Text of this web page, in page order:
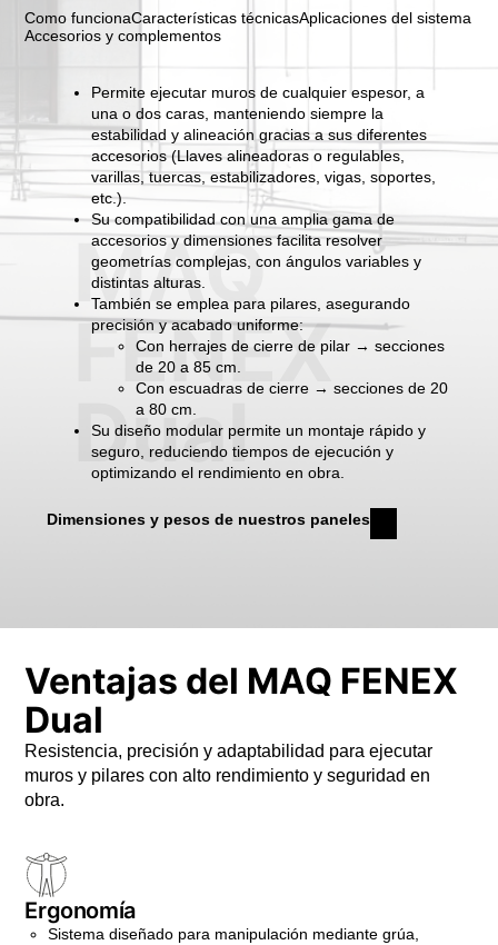
Como funcionaCaracterísticas técnicasAplicaciones del sistema
Accesorios y complementos
Permite ejecutar muros de cualquier espesor, a
una o dos caras, manteniendo siempre la
estabilidad y alineación gracias a sus diferentes
accesorios (Llaves alineadoras o regulables,
varillas, tuercas, estabilizadores, vigas, soportes,
etc.).
Su compatibilidad con una amplia gama de
accesorios y dimensiones facilita resolver
geometrías complejas, con ángulos variables y
distintas alturas.
También se emplea para pilares, asegurando
precisión y acabado uniforme:
Con herrajes de cierre de pilar → secciones
de 20 a 85 cm.
Con escuadras de cierre → secciones de 20
a 80 cm.
Su diseño modular permite un montaje rápido y
seguro, reduciendo tiempos de ejecución y
optimizando el rendimiento en obra.
Dimensiones y pesos de nuestros paneles
MAQ
FENEX
Dual
Ventajas del MAQ FENEX
Dual
Resistencia, precisión y adaptabilidad para ejecutar
muros y pilares con alto rendimiento y seguridad en
obra.
Ergonomía
Sistema diseñado para manipulación mediante grúa,